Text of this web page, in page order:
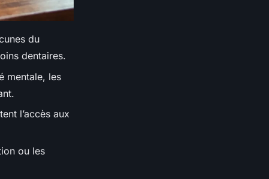
du
dentaires.
mentale, les
l’accès aux
ou les